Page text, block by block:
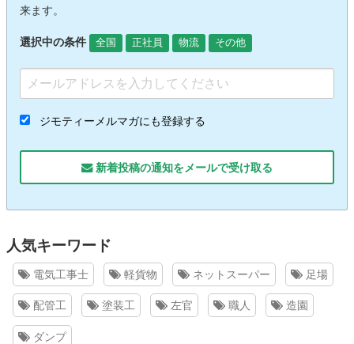
来ます。
選択中の条件 全国 正社員 物流 その他
ジモティーメルマガにも登録する
新着投稿の通知をメールで受け取る
人気キーワード
電気工事士 軽貨物 ネットスーパー 足場
配管工 塗装工 左官 職人 造園
ダンプ